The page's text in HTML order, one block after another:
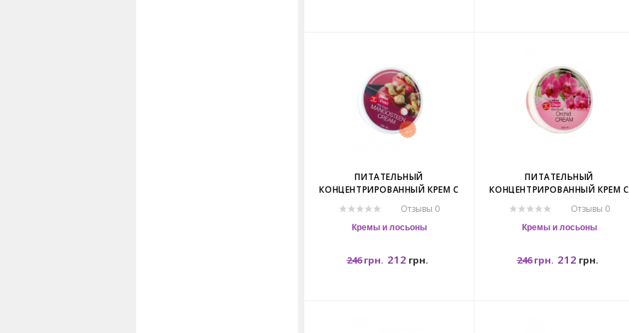
ПИТАТЕЛЬНЫЙ
КОНЦЕНТРИРОВАННЫЙ КРЕМ С
MANGOSTEEN CREAM.
Отзывы 0
Кремы и лосьоны
246 грн. 212 грн.
ПИТАТЕЛЬНЫЙ
КОНЦЕНТРИРОВАННЫЙ КРЕМ С
Отзывы 0
Кремы и лосьоны
246 грн. 212 грн.